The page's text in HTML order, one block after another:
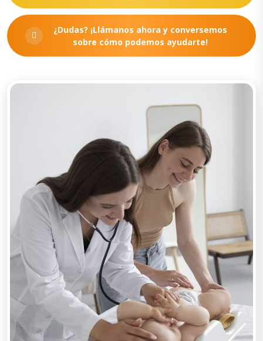
¿Dudas? ¡Llámanos ahora y conversemos
sobre cómo podemos ayudarte!